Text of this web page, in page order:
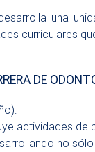
una
curriculares
DE
actividades de
no